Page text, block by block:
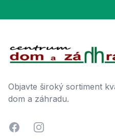
Objavte široký sortiment
dom a záhradu.
FacebookInstagram